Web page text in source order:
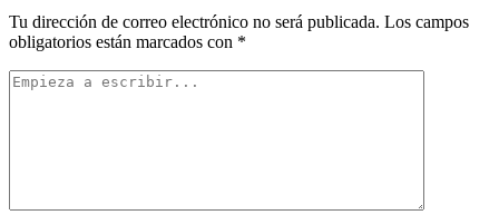
Tu dirección de correo electrónico no será publicada. Los campos
obligatorios están marcados con *